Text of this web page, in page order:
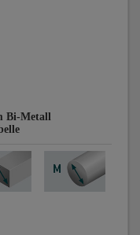
Bi-Metall